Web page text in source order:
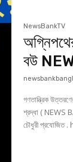
NewsBankTV
বউ
গণতান্ত্রিক
শ্রদ্ধা ( NEWS